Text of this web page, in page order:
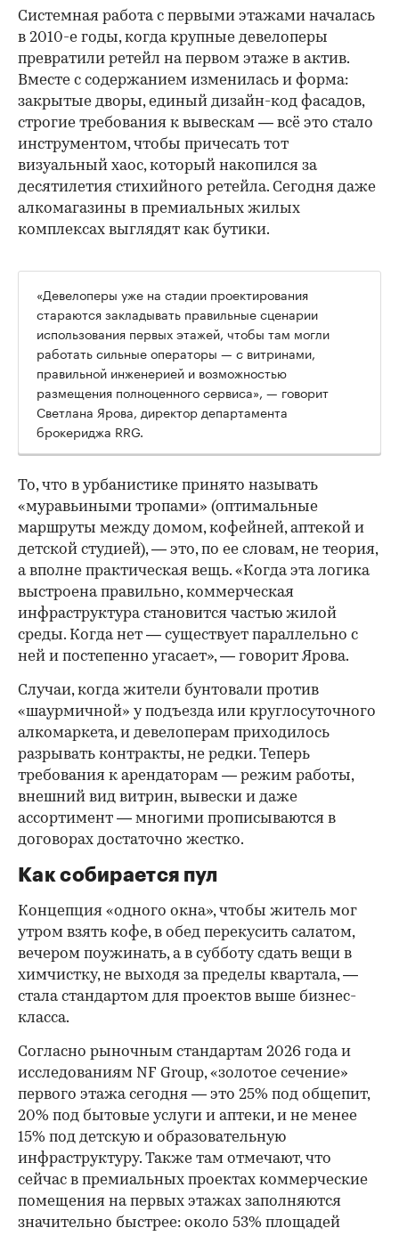
Системная работа с первыми этажами началась
в 2010-е годы, когда крупные девелоперы
превратили ретейл на первом этаже в актив.
Вместе с содержанием изменилась и форма:
закрытые дворы, единый дизайн-код фасадов,
строгие требования к вывескам — всё это стало
инструментом, чтобы причесать тот
визуальный хаос, который накопился за
десятилетия стихийного ретейла. Сегодня даже
алкомагазины в премиальных жилых
комплексах выглядят как бутики.
00:00
«Девелоперы уже на стадии проектирования
стараются закладывать правильные сценарии
использования первых этажей, чтобы там могли
работать сильные операторы — с витринами,
правильной инженерией и возможностью
размещения полноценного сервиса», — говорит
Светлана Ярова, директор департамента
брокериджа RRG.
То, что в урбанистике принято называть
«муравьиными тропами» (оптимальные
маршруты между домом, кофейней, аптекой и
детской студией), — это, по ее словам, не теория,
а вполне практическая вещь. «Когда эта логика
выстроена правильно, коммерческая
инфраструктура становится частью жилой
среды. Когда нет — существует параллельно с
ней и постепенно угасает», — говорит Ярова.
Случаи, когда жители бунтовали против
«шаурмичной» у подъезда или круглосуточного
алкомаркета, и девелоперам приходилось
разрывать контракты, не редки. Теперь
требования к арендаторам — режим работы,
внешний вид витрин, вывески и даже
ассортимент — многими прописываются в
договорах достаточно жестко.
Как собирается пул
Концепция «одного окна», чтобы житель мог
утром взять кофе, в обед перекусить салатом,
вечером поужинать, а в субботу сдать вещи в
химчистку, не выходя за пределы квартала, —
стала стандартом для проектов выше бизнес-
класса.
Согласно рыночным стандартам 2026 года и
исследованиям NF Group, «золотое сечение»
первого этажа сегодня — это 25% под общепит,
20% под бытовые услуги и аптеки, и не менее
15% под детскую и образовательную
инфраструктуру. Также там отмечают, что
сейчас в премиальных проектах коммерческие
помещения на первых этажах заполняются
значительно быстрее: около 53% площадей